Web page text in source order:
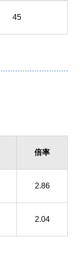
45
倍率
2.86
2.04